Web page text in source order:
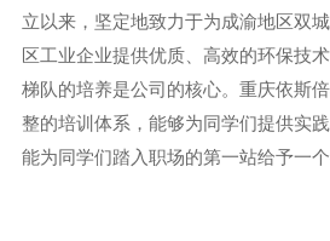
立以来，坚定地致力于为成渝地区双
区工业企业提供优质、高效的环保技
梯队的培养是公司的核心。重庆依斯
整的培训体系，能够为同学们提供实
能为同学们踏入职场的第一站给予一